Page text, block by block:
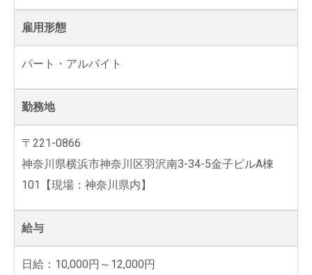
雇用形態
パート・アルバイト
勤務地
〒221-0866
神奈川県横浜市神奈川区羽沢南3-34-5金子ビルA棟
101【現場：神奈川県内】
給与
日給：10,000円～12,000円